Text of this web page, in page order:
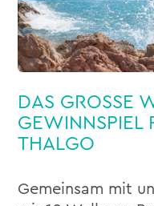
DAS GROSSE
GEWINNSPIEL
THALGO
Gemeinsam mit